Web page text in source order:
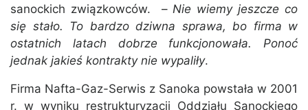
sanockich związkowców. –Nie wiemy jeszcze co
się stało. To bardzo dziwna sprawa, bo firma w
ostatnich latach dobrze funkcjonowała. Ponoć
jednak jakieś kontrakty nie wypaliły.
Firma Nafta-Gaz-Serwis z Sanoka powstała w 2001
r. w wyniku restrukturyzacji Oddziału Sanockiego